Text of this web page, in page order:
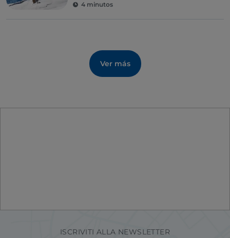
4 minutos
Ver más
ISCRIVITI ALLA NEWSLETTER